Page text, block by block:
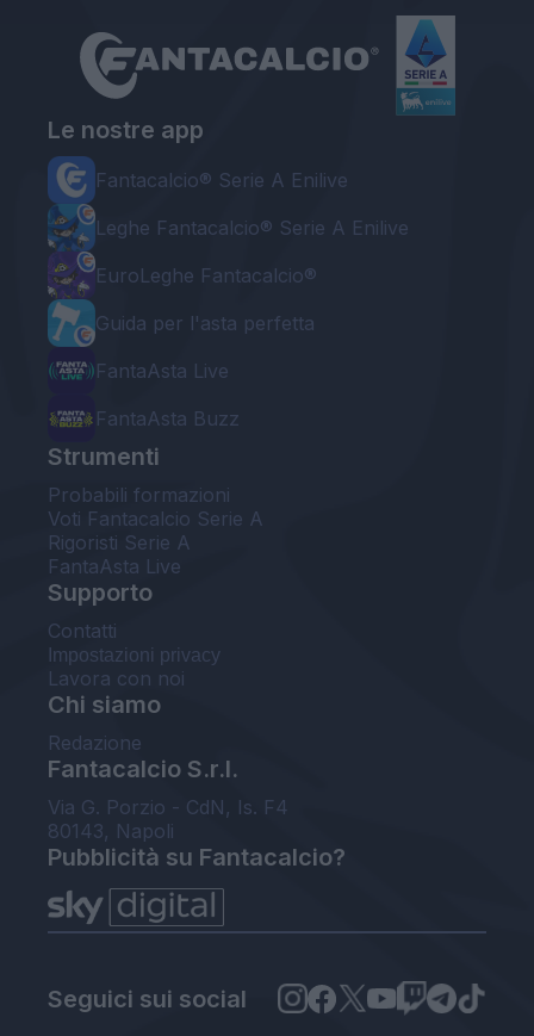
Le nostre app
Fantacalcio® Serie A Enilive
Leghe Fantacalcio® Serie A Enilive
EuroLeghe Fantacalcio®
Guida per l'asta perfetta
FantaAsta Live
FantaAsta Buzz
Strumenti
Probabili formazioni
Voti Fantacalcio Serie A
Rigoristi Serie A
FantaAsta Live
Supporto
Contatti
Impostazioni privacy
Lavora con noi
Chi siamo
Redazione
Fantacalcio S.r.l.
Via G. Porzio - CdN, Is. F4
80143, Napoli
Pubblicità su Fantacalcio?
Seguici sui social